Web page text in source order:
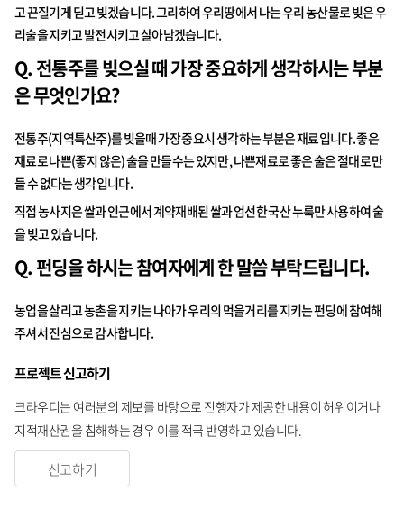
고 끈질기게 딛고 빚겠습니다. 그리하여 우리땅에서 나는 우리 농산물로 빚은 우
리술을 지키고 발전시키고 살아남겠습니다.
Q. 전통주를 빚으실 때 가장 중요하게 생각하시는 부분
은 무엇인가요?
전통주(지역특산주)를 빚을때 가장 중요시 생각하는 부분은 재료입니다. 좋은
재료로 나쁜(좋지 않은) 술을 만들수는 있지만, 나쁜재료로 좋은 술은 절대로 만
들 수 없다는 생각입니다.
직접 농사지은 쌀과 인근에서 계약재배된 쌀과 엄선한 국산 누룩만 사용하여 술
을 빚고 있습니다.
Q. 펀딩을 하시는 참여자에게 한 말씀 부탁드립니다.
농업을 살리고 농촌을 지키는 나아가 우리의 먹을거리를 지키는 펀딩에 참여해
주셔서 진심으로 감사합니다.
프로젝트 신고하기
크라우디는 여러분의 제보를 바탕으로 진행자가 제공한 내용이 허위이거나
지적재산권을 침해하는 경우 이를 적극 반영하고 있습니다.
신고하기